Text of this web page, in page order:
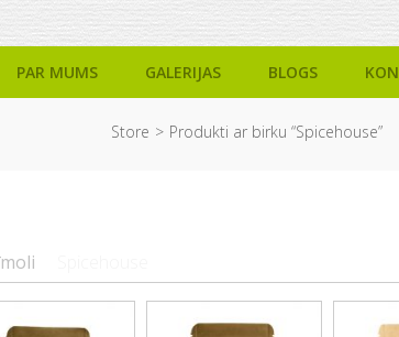
PAR MUMS GALERIJAS BLOGS
Store Produkti ar birku “Spicehouse”